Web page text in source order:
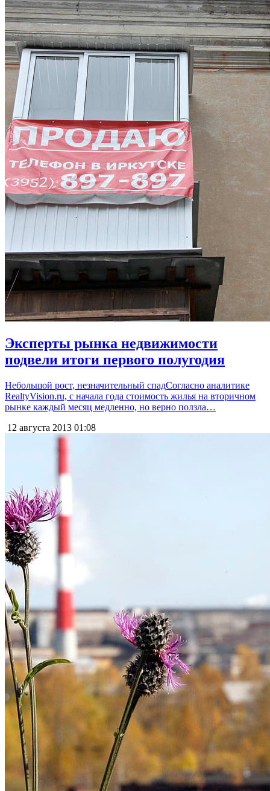
Эксперты рынка недвижимости
подвели итоги первого полугодия
Небольшой рост, незначительный спадСогласно аналитике
RealtyVision.ru, с начала года стоимость жилья на вторичном
рынке каждый месяц медленно, но верно ползла…
12 августа 2013 01:08